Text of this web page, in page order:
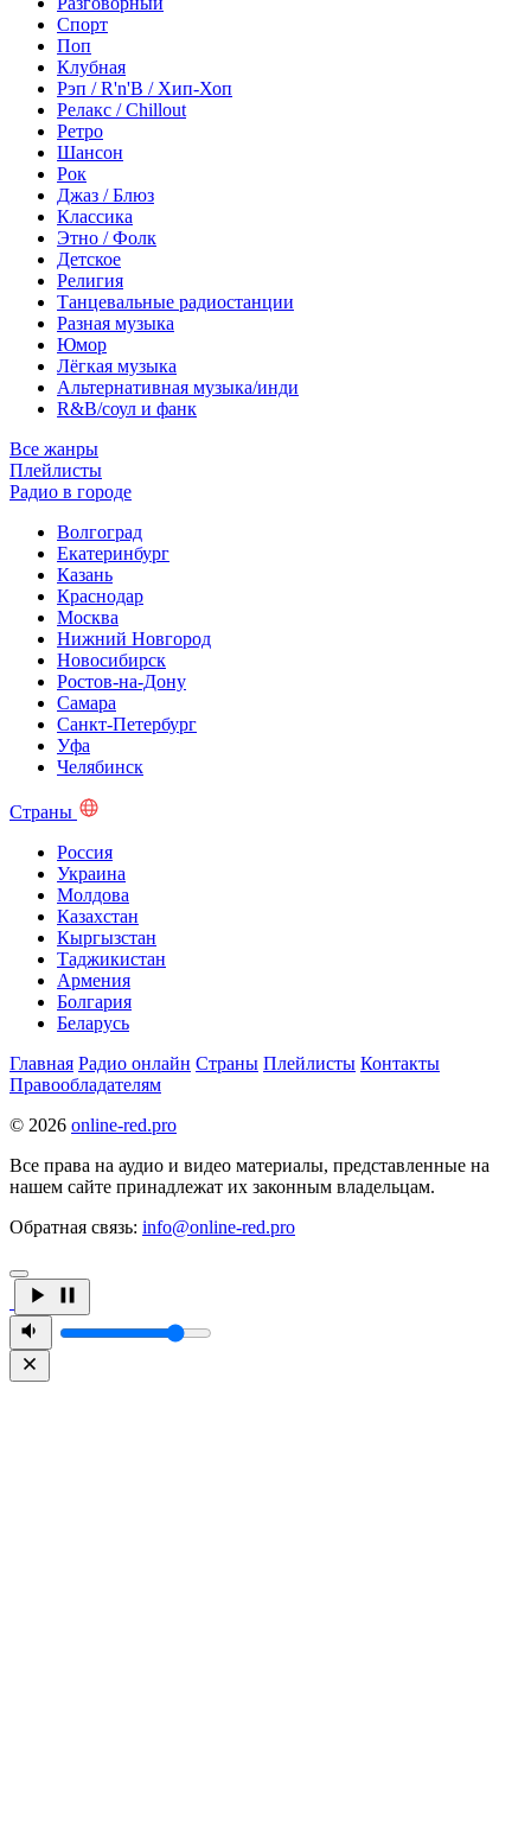
Спорт
Поп
Клубная
Рэп / R'n'B / Хип-Хоп
Релакс / Chillout
Ретро
Шансон
Рок
Джаз / Блюз
Классика
Этно / Фолк
Детское
Религия
Танцевальные радиостанции
Разная музыка
Юмор
Лёгкая музыка
Альтернативная музыка/инди
R&B/cоул и фанк
Все жанры
Плейлисты
Радио в городе
Волгоград
Екатеринбург
Казань
Краснодар
Москва
Нижний Новгород
Новосибирск
Ростов-на-Дону
Самара
Санкт-Петербург
Уфа
Челябинск
Страны
Россия
Украина
Молдова
Казахстан
Кыргызстан
Таджикистан
Армения
Болгария
Беларусь
Главная Радио онлайн Страны Плейлисты Контакты
Правообладателям
© 2026 online-red.pro
Все права на аудио и видео материалы, представленные на
нашем сайте принадлежат их законным владельцам.
Обратная связь: info@online-red.pro